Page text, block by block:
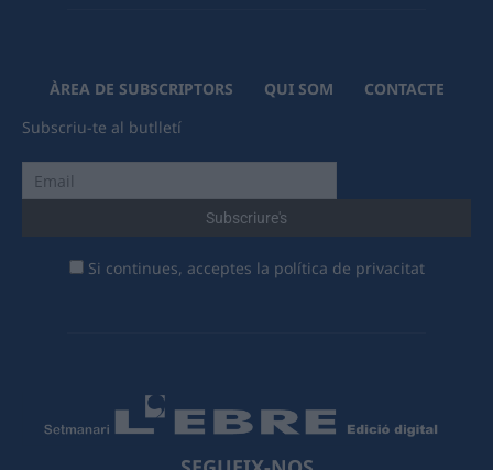
ÀREA DE SUBSCRIPTORS QUI SOM
CONTACTE
Subscriu-te al butlletí
Si continues, acceptes la política de privacitat